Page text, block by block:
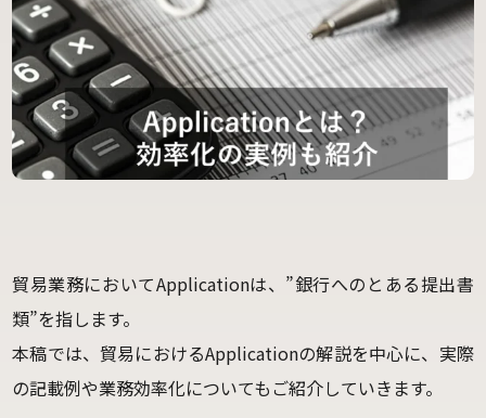
貿易業務においてApplicationは、”銀行へのとある提出書
類”を指します。
本稿では、貿易におけるApplicationの解説を中心に、実際
の記載例や業務効率化についてもご紹介していきます。